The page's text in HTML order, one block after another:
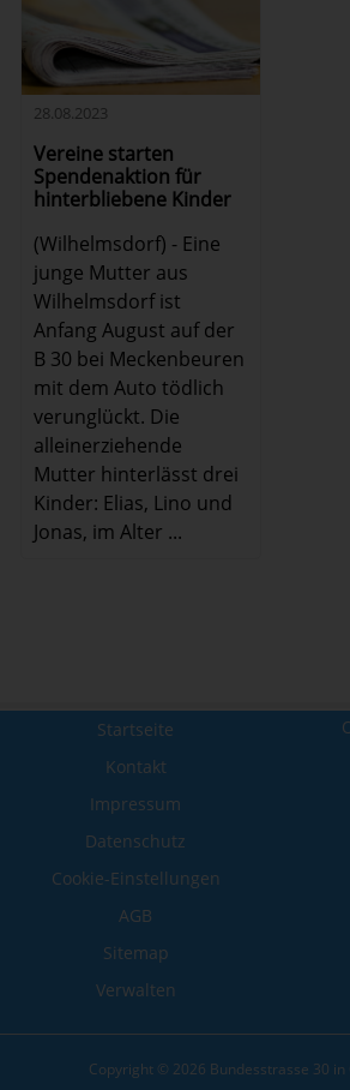
28.08.2023
Vereine starten
Spendenaktion für
hinterbliebene Kinder
(Wilhelmsdorf) - Eine
junge Mutter aus
Wilhelmsdorf ist
Anfang August auf der
B 30 bei Meckenbeuren
mit dem Auto tödlich
verunglückt. Die
alleinerziehende
Mutter hinterlässt drei
Kinder: Elias, Lino und
Jonas, im Alter ...
Startseite
Kontakt
Impressum
Datenschutz
Cookie-Einstellungen
AGB
Sitemap
Verwalten
Copyright © 2026 Bundesstrasse 30 in